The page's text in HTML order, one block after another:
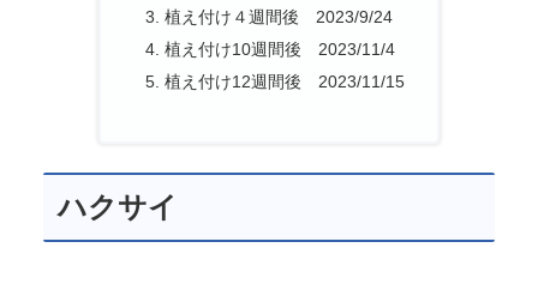
植え付け４週間後 2023/9/24
植え付け10週間後 2023/11/4
植え付け12週間後 2023/11/15
ハクサイ